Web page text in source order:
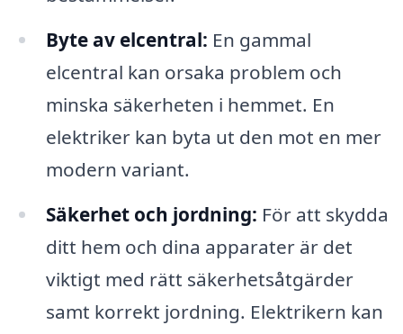
Byte av elcentral: En gammal
elcentral kan orsaka problem och
minska säkerheten i hemmet. En
elektriker kan byta ut den mot en mer
modern variant.
Säkerhet och jordning: För att skydda
ditt hem och dina apparater är det
viktigt med rätt säkerhetsåtgärder
samt korrekt jordning. Elektrikern kan